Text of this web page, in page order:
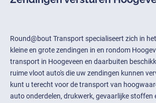
Round@bout Transport specialiseert zich in
kleine en grote zendingen in en rondom
transport in Hoogeveen en daarbuiten
ruime vloot auto's die uw zendingen kunnen
kunt u terecht voor de transport van
auto onderdelen, drukwerk, gevaarlijke stoffen